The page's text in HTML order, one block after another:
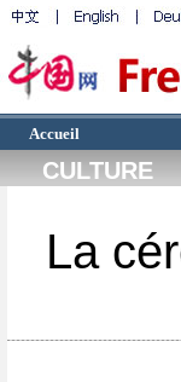
Accueil
CULTURE
La